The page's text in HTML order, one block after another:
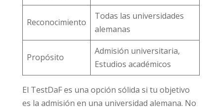
Reconocimiento
Todas las universidades
alemanas
Propósito
Admisión universitaria,
Estudios académicos
El TestDaF es una opción sólida si tu objetivo
es la admisión en una universidad alemana. No